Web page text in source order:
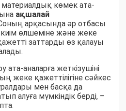
көмек ата-
ақшалай
арқасында әр отбасы
өлшеміне және жеке
заттарды өз қалауы
ата-аналарға жеткізушіні
жеке қажеттілігіне сәйкес
мен басқа да
алуға мүмкіндік берді, –